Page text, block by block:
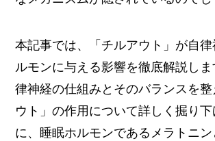
本記事では、「チルアウト」が自
ルモンに与える影響を徹底解説しま
律神経の仕組みとそのバランスを
ウト」の作用について詳しく掘り
に、睡眠ホルモンであるメラトニン